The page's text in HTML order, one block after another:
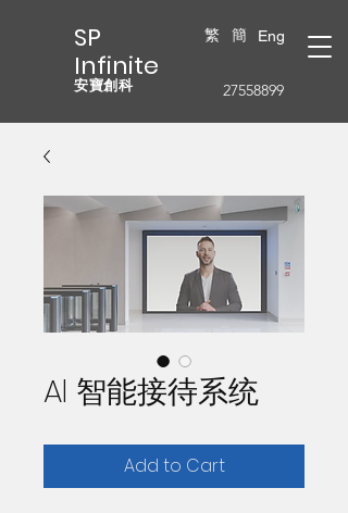
SP
Infinite
安寶創科
繁 簡 Eng
27558899
AI 智能接待系统
Add to Cart